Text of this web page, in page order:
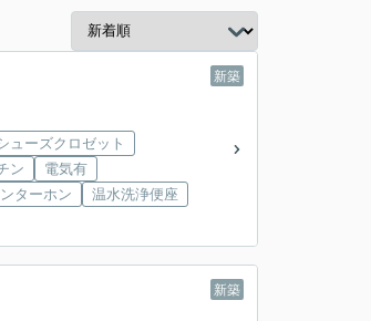
新築
ューズクロゼット
ン
電気有
ターホン
温水洗浄便座
新築